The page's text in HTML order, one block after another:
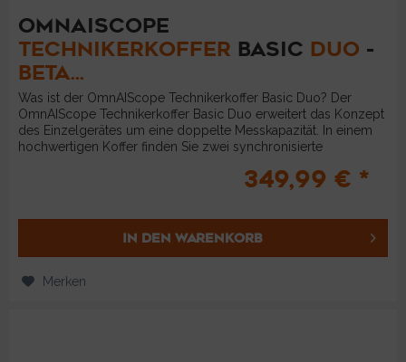
OMNAISCOPE
TECHNIKERKOFFER BASIC DUO -
BETA...
Was ist der OmnAIScope Technikerkoffer Basic Duo? Der
OmnAIScope Technikerkoffer Basic Duo erweitert das Konzept
des Einzelgerätes um eine doppelte Messkapazität. In einem
hochwertigen Koffer finden Sie zwei synchronisierte
349,99 € *
IN DEN WARENKORB
Merken